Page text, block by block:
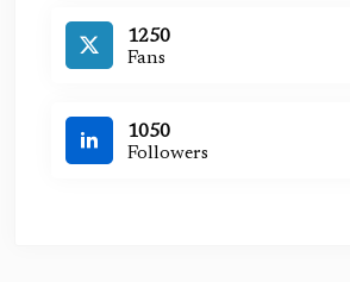
1250
Fans
1050
Followers